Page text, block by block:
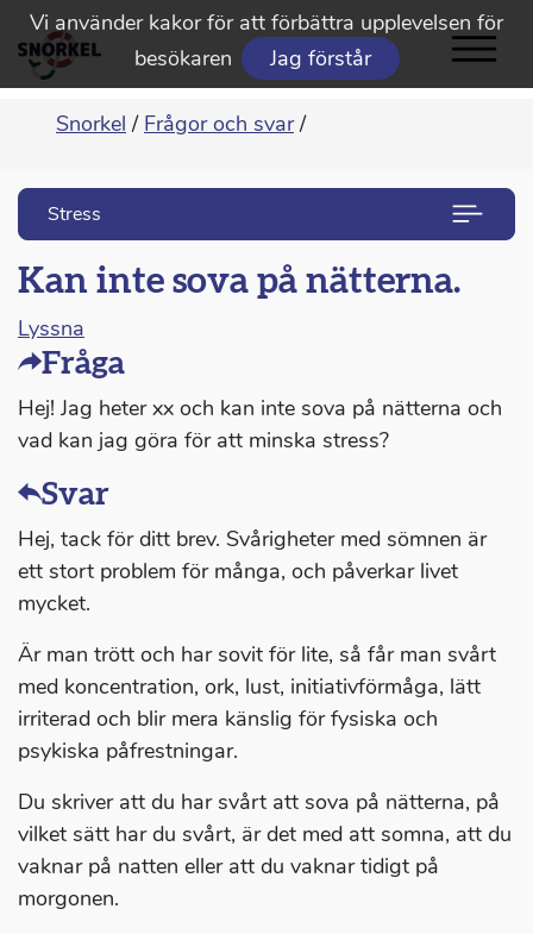
Vi använder kakor för att förbättra upplevelsen för
besökaren
Jag förstår
Snorkel / Frågor och svar /
Stress
Kan inte sova på nätterna.
Lyssna
Fråga
Hej! Jag heter xx och kan inte sova på nätterna och
vad kan jag göra för att minska stress?
Svar
Hej, tack för ditt brev. Svårigheter med sömnen är
ett stort problem för många, och påverkar livet
mycket.
Är man trött och har sovit för lite, så får man svårt
med koncentration, ork, lust, initiativförmåga, lätt
irriterad och blir mera känslig för fysiska och
psykiska påfrestningar.
Du skriver att du har svårt att sova på nätterna, på
vilket sätt har du svårt, är det med att somna, att du
vaknar på natten eller att du vaknar tidigt på
morgonen.